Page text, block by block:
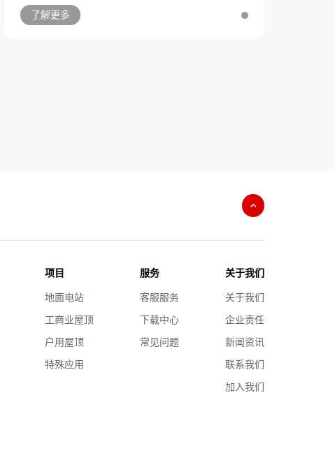
了解更多
项目
地面电站
工商业屋顶
户用屋顶
特殊应用
服务
客服服务
下载中心
常见问题
关于我们
关于我们
企业责任
新闻资讯
联系我们
加入我们